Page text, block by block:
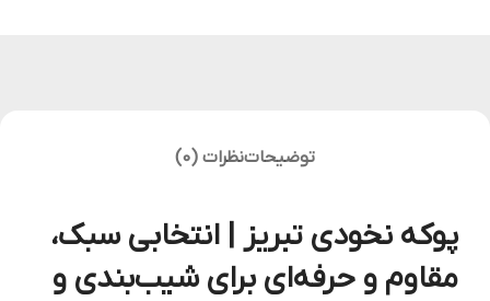
توضیحاتنظرات (0)
پوکه نخودی تبریز | انتخابی سبک،
مقاوم و حرفه‌ای برای شیب‌بندی و